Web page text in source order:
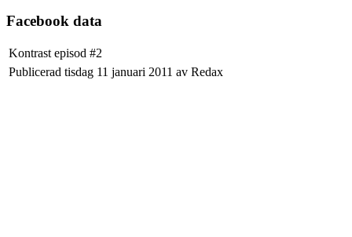
Facebook data
Kontrast episod #2
Publicerad tisdag 11 januari 2011 av Redax